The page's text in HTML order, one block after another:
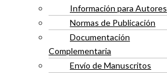
Información para Autores
Normas de Publicación
Documentación
Complementaria
Envío de Manuscritos